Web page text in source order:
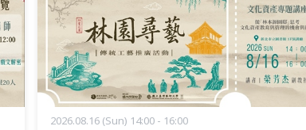
2026.08.16 (Sun) 14:00 - 16:00